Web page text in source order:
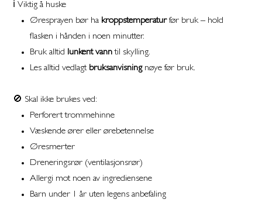
ℹ️ Viktig å huske
Øresprayen bør ha kroppstemperaturfør bruk – hold
flasken i hånden i noen minutter.
Bruk alltid lunkent vanntil skylling.
Les alltid vedlagt bruksanvisningnøye før bruk.
🚫 Skal ikke brukes ved:
Perforert trommehinne
Væskende ører eller ørebetennelse
Øresmerter
Dreneringsrør (ventilasjonsrør)
Allergi mot noen av ingrediensene
Barn under 1 år uten legens anbefaling